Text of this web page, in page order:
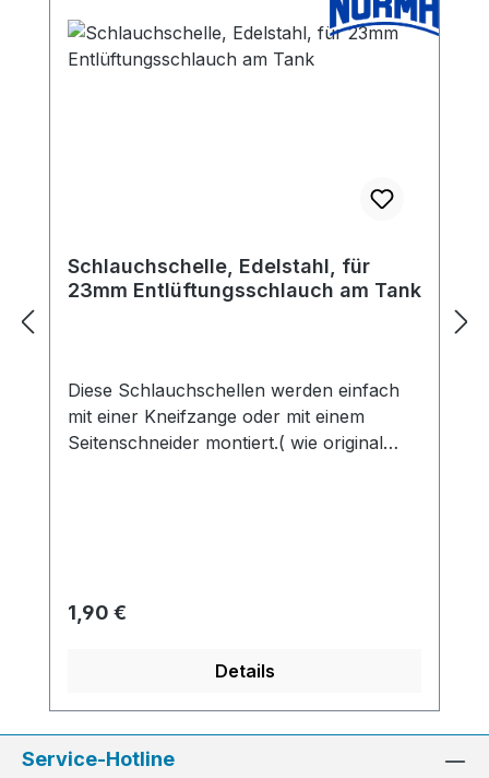
Schlauchschelle, Edelstahl, für
23mm Entlüftungsschlauch am Tank
Diese Schlauchschellen werden einfach
mit einer Kneifzange oder mit einem
Seitenschneider montiert.( wie original
Regulärer Preis:
1,90 €
Details
Service-Hotline